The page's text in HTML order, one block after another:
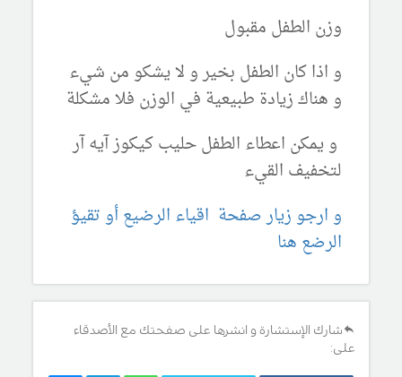
وزن الطفل مقبول
و اذا كان الطفل بخير و لا يشكو من شيء
و هناك زيادة طبيعية في الوزن فلا مشكلة
و يمكن اعطاء الطفل حليب كيكوز آيه آر
لتخفيف القيء
و ارجو زيار صفحة اقياء الرضيع أو تقيؤ
الرضع هنا
شارك الإستشارة و انشرها على صفحتك مع الأصدقاء
على: